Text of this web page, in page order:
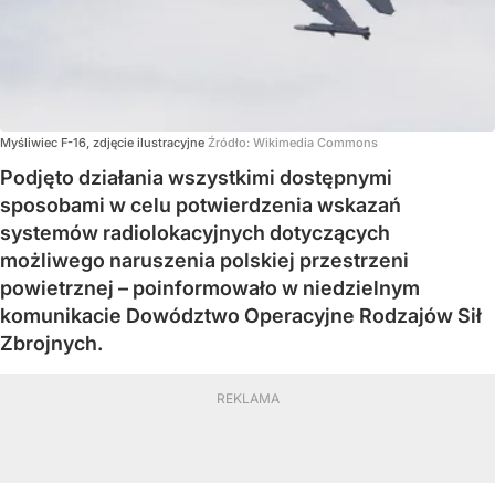
Myśliwiec F-16, zdjęcie ilustracyjne Źródło: Wikimedia Commons
Podjęto działania wszystkimi dostępnymi
sposobami w celu potwierdzenia wskazań
systemów radiolokacyjnych dotyczących
możliwego naruszenia polskiej przestrzeni
powietrznej – poinformowało w niedzielnym
komunikacie Dowództwo Operacyjne Rodzajów Sił
Zbrojnych.